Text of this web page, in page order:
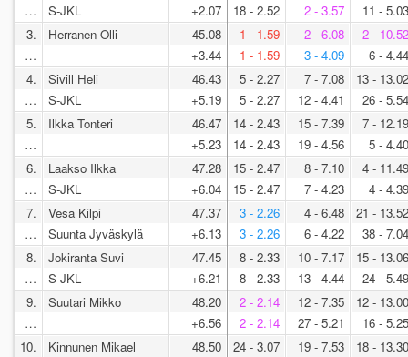
…
S-JKL
+2.07
18 - 2.52
2 - 3.57
11 - 5.03
3.
…
Herranen Olli
45.08
+3.44
1 - 1.59
1 - 1.59
2 - 6.08
3 - 4.09
2 - 10.52
6 - 4.44
4.
…
Sivill Heli
S-JKL
46.43
+5.19
5 - 2.27
5 - 2.27
7 - 7.08
12 - 4.41
13 - 13.02
26 - 5.54
5.
…
Ilkka Tonteri
46.47
+5.23
14 - 2.43
14 - 2.43
15 - 7.39
19 - 4.56
7 - 12.19
5 - 4.40
6.
…
Laakso Ilkka
S-JKL
47.28
+6.04
15 - 2.47
15 - 2.47
8 - 7.10
7 - 4.23
4 - 11.49
4 - 4.39
7.
…
Vesa Kilpi
Suunta Jyväskylä
47.37
+6.13
3 - 2.26
3 - 2.26
4 - 6.48
6 - 4.22
21 - 13.52
38 - 7.04
8.
…
Jokiranta Suvi
S-JKL
47.45
+6.21
8 - 2.33
8 - 2.33
10 - 7.17
13 - 4.44
15 - 13.06
24 - 5.49
9.
…
Suutari Mikko
48.20
+6.56
2 - 2.14
2 - 2.14
12 - 7.35
27 - 5.21
12 - 13.00
16 - 5.25
10.
Kinnunen Mikael
48.50
24 - 3.07
19 - 7.53
18 - 13.30